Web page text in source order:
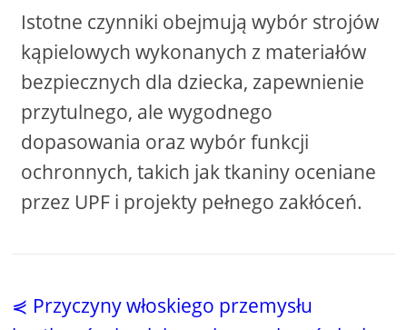
Istotne czynniki obejmują wybór strojów
kąpielowych wykonanych z materiałów
bezpiecznych dla dziecka, zapewnienie
przytulnego, ale wygodnego
dopasowania oraz wybór funkcji
ochronnych, takich jak tkaniny oceniane
przez UPF i projekty pełnego zakłóceń.
⋞ Przyczyny włoskiego przemysłu